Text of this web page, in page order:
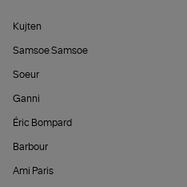
Kujten
Samsoe Samsoe
Soeur
Ganni
Éric Bompard
Barbour
Ami Paris